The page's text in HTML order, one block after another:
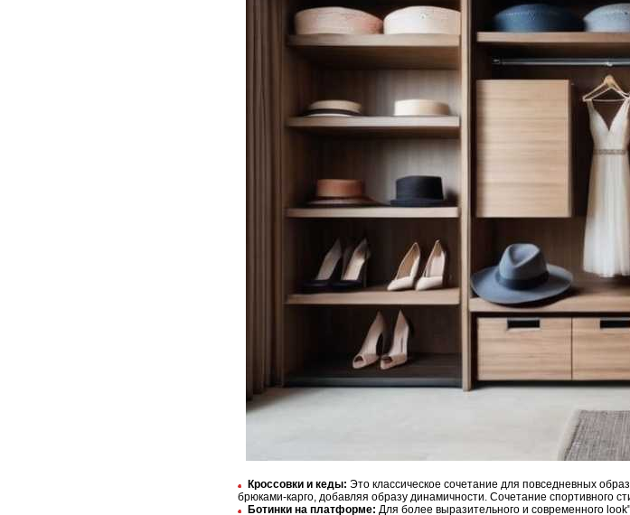
Кроссовки и кеды: Это классическое сочетание для повседневных
брюками-карго, добавляя образу динамичности. Сочетание спортивного
Ботинки на платформе: Для более выразительного и современного